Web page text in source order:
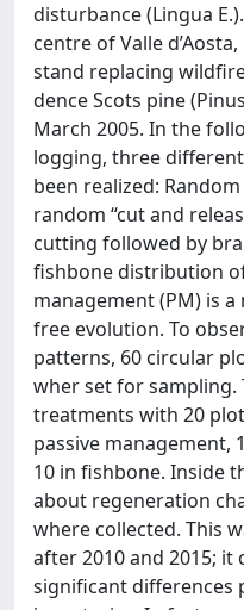
disturbance (Lingua
centre of Valle
stand replacing
dence Scots pine
March 2005. In the
logging, three
been realized:
random “cut and
cutting followed by
fishbone distribution
management (PM) is
free evolution. To
patterns, 60 circular
wher set for
treatments with 20
passive management,
10 in fishbone. Inside
about regeneration
where collected. This
after 2010 and 2015;
significant differences